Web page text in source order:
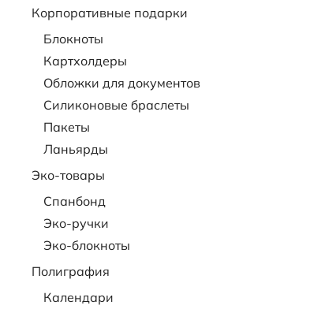
Корпоративные подарки
Блокноты
Картхолдеры
Обложки для документов
Силиконовые браслеты
Пакеты
Ланьярды
Эко-товары
Спанбонд
Эко-ручки
Эко-блокноты
Полиграфия
Календари